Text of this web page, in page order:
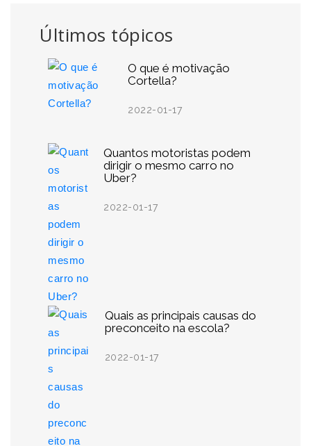
Últimos tópicos
O que é motivação
Cortella?
2022-01-17
Quantos motoristas podem
dirigir o mesmo carro no
Uber?
2022-01-17
Quais as principais causas do
preconceito na escola?
2022-01-17